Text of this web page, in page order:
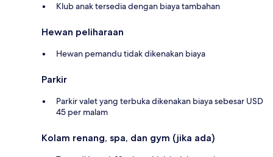
Klub anak tersedia dengan biaya tambahan
Hewan peliharaan
Hewan pemandu tidak dikenakan biaya
Parkir
Parkir valet yang terbuka dikenakan biaya sebesar USD
45 per malam
Kolam renang, spa, dan gym (jika ada)